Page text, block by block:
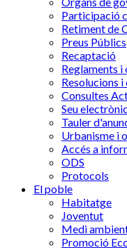
Participació
Retiment de
Preus Públics
Recaptació
Reglaments i
Resolucions i
Consultes
Seu
Tauler
Urbanisme i
Accés a
ODS
Protocols
El poble
Habitatge
Joventut
Medi
Promoció